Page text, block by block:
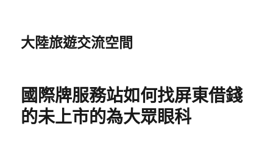
大陸旅遊交流空間
國際牌服務站如何找屏東借錢
的未上市的為大眾眼科